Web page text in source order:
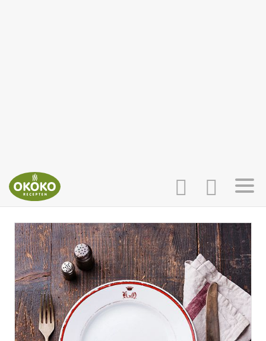
INLOGGEN
AANMELDEN
HOME
RECEPTEN
WEEKMENU'S